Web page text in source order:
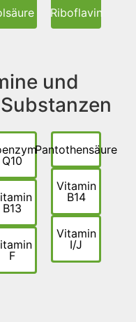
Riboflavin
und
Q10
B13
F
Pantothensäure
Vitamin
B14
Vitamin
I/J